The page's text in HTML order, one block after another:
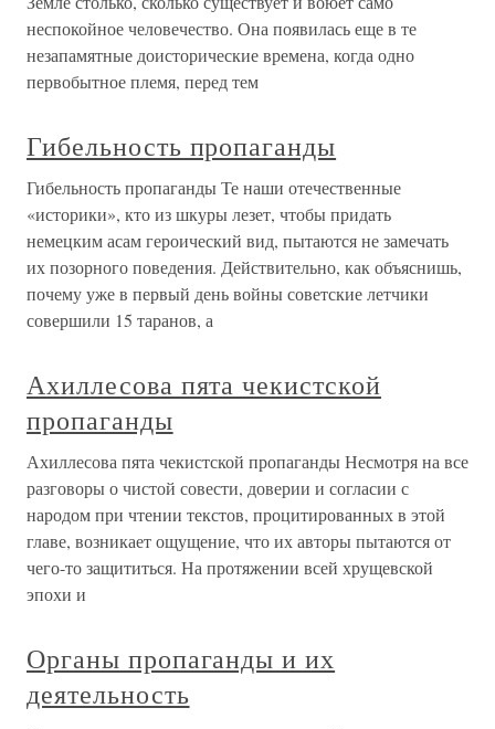
неспокойное человечество. Она появилась еще в те
незапамятные доисторические времена, когда одно
первобытное племя, перед тем
Гибельность пропаганды
Гибельность пропаганды Те наши отечественные
«историки», кто из шкуры лезет, чтобы придать
немецким асам героический вид, пытаются не замечать
их позорного поведения. Действительно, как объяснишь,
почему уже в первый день войны советские летчики
совершили 15 таранов, а
Ахиллесова пята чекистской
пропаганды
Ахиллесова пята чекистской пропаганды Несмотря на все
разговоры о чистой совести, доверии и согласии с
народом при чтении текстов, процитированных в этой
главе, возникает ощущение, что их авторы пытаются от
чего-то защититься. На протяжении всей хрущевской
эпохи и
Органы пропаганды и их
деятельность